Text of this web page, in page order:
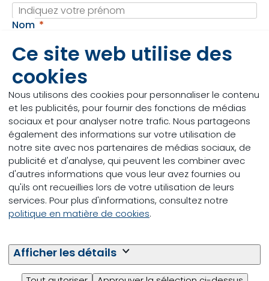
Ce site web utilise des
cookies
Nous utilisons des cookies pour personnaliser le contenu
et les publicités, pour fournir des fonctions de médias
sociaux et pour analyser notre trafic. Nous partageons
également des informations sur votre utilisation de
notre site avec nos partenaires de médias sociaux, de
publicité et d'analyse, qui peuvent les combiner avec
d'autres informations que vous leur avez fournies ou
qu'ils ont recueillies lors de votre utilisation de leurs
services. Pour plus d'informations, consultez notre
politique en matière de cookies.
Afficher les détails
Nom
Adresse e-mail
Téléphone
+33
Entreprise
Pays
Votre message